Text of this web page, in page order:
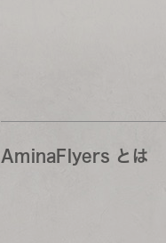
AminaFlyers とは